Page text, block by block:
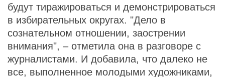
будут тиражироваться и демонстрироваться
в избирательных округах. "Дело в
сознательном отношении, заострении
внимания", – отметила она в разговоре с
журналистами. И добавила, что далеко не
все, выполненное молодыми художниками,